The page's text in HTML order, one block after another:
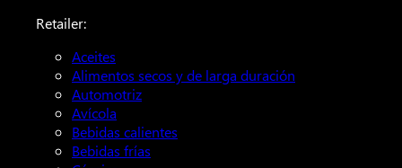
Retailer:
Aceites
Alimentos secos y de larga duración
Automotriz
Avícola
Bebidas calientes
Bebidas frías